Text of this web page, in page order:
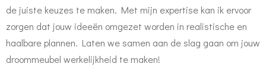
de juiste keuzes te maken. Met mijn expertise kan ik ervoor
zorgen dat jouw ideeën omgezet worden in realistische en
haalbare plannen. Laten we samen aan de slag gaan om jouw
droommeubel werkelijkheid te maken!